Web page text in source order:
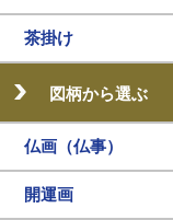
茶掛け
図柄から選ぶ
仏画（仏事）
開運画